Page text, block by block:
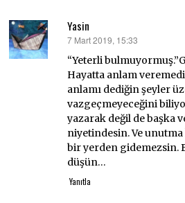
Yasin
dedi
ki:
7 Mart 2019, 15:33
“Yeterli
Hayatta anlam
anlamı dediğin şeyler
vazgeçmeyeceğini
yazarak değil de başka
niyetindesin. Ve
bir yerden gidemezsin.
düşün…
Yanıtla